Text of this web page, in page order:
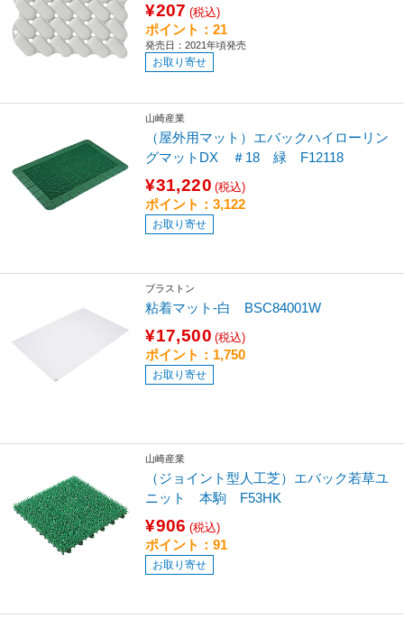
¥207 (税込)
ポイント：21
発売日：2021年頃発売
お取り寄せ
山崎産業
（屋外用マット）エバックハイローリン
グマットDX ＃18 緑 F12118
¥31,220 (税込)
ポイント：3,122
お取り寄せ
ブラストン
粘着マット-白 BSC84001W
¥17,500 (税込)
ポイント：1,750
お取り寄せ
山崎産業
（ジョイント型人工芝）エバック若草ユ
ニット 本駒 F53HK
¥906 (税込)
ポイント：91
お取り寄せ